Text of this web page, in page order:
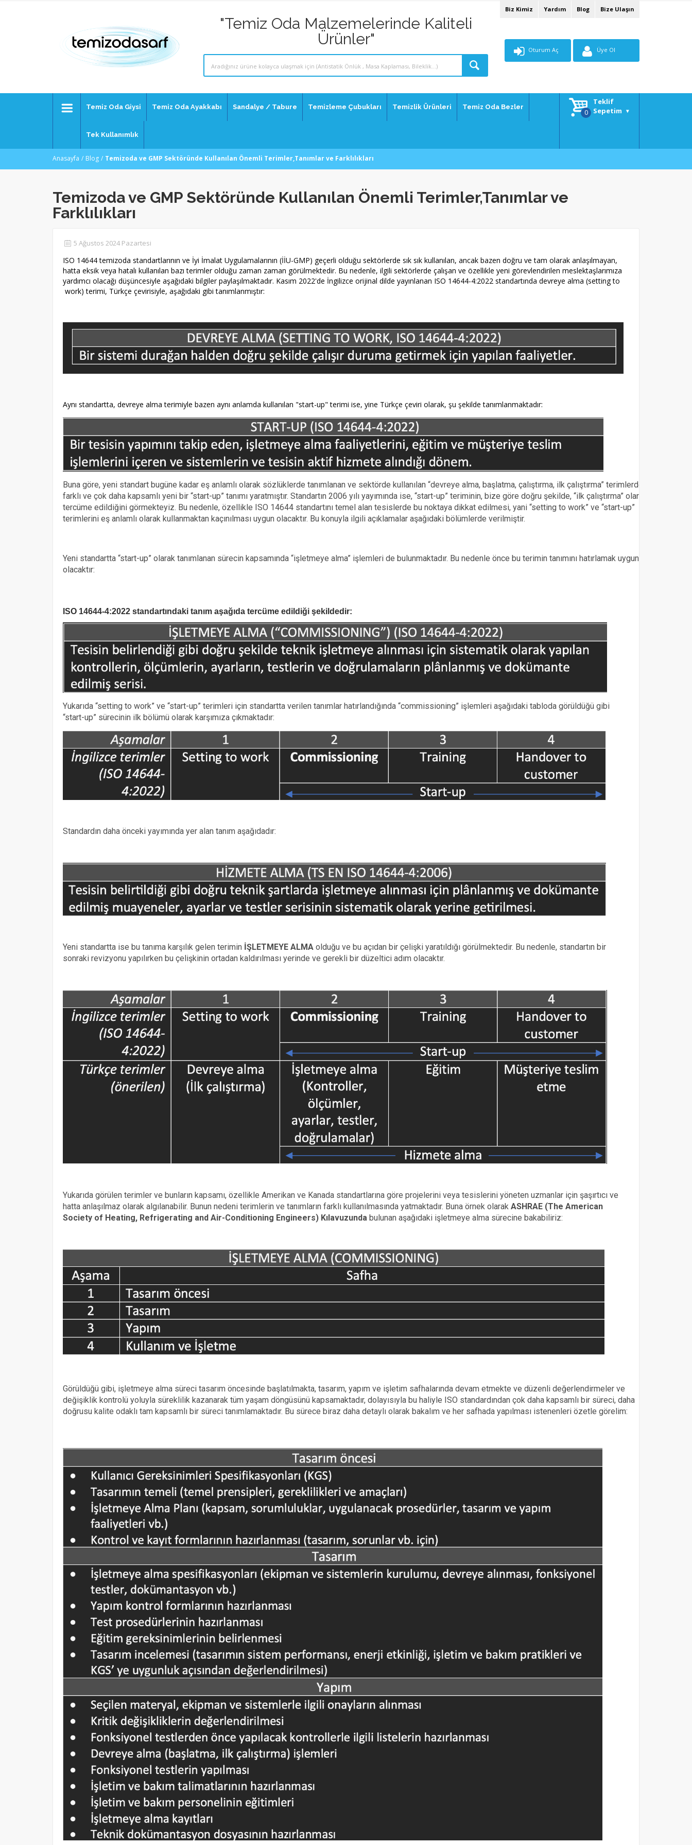
Biz Kimiz Yardım Blog Bize Ulaşın
"Temiz Oda Malzemelerinde Kaliteli
Ürünler"
Oturum Aç Üye Ol
Temiz Oda Giysi Temiz Oda Ayakkabı Sandalye / Tabure Temizleme Çubukları Temizlik Ürünleri Temiz Oda Bezler
Tek Kullanımlık
Teklif
Sepetim
Anasayfa Blog Temizoda ve GMP Sektöründe Kullanılan Önemli Terimler,Tanımlar ve Farklılıkları
Temizoda ve GMP Sektöründe Kullanılan Önemli Terimler,Tanımlar ve
Farklılıkları
5 Ağustos 2024 Pazartesi
ISO 14644 temizoda standartlarının ve İyi İmalat Uygulamalarının (İİU-GMP) geçerli olduğu sektörlerde sık sık kullanılan, ancak bazen doğru ve tam olarak anlaşılmayan,
hatta eksik veya hatalı kullanılan bazı terimler olduğu zaman zaman görülmektedir. Bu nedenle, ilgili sektörlerde çalışan ve özellikle yeni görevlendirilen meslektaşlarımıza
yardımcı olacağı düşüncesiyle aşağıdaki bilgiler paylaşılmaktadır. Kasım 2022'de İngilizce orijinal dilde yayınlanan ISO 14644-4:2022 standartında devreye alma (setting to
work) terimi, Türkçe çevirisiyle, aşağıdaki gibi tanımlanmıştır:
Aynı standartta, devreye alma terimiyle bazen aynı anlamda kullanılan "start-up" terimi ise, yine Türkçe çeviri olarak, şu şekilde tanımlanmaktadır:
Buna göre, yeni standart bugüne kadar eş anlamlı olarak sözlüklerde tanımlanan ve sektörde kullanılan “devreye alma, başlatma, çalıştırma, ilk çalıştırma” terimlerden
farklı ve çok daha kapsamlı yeni bir “start-up” tanımı yaratmıştır. Standartın 2006 yılı yayımında ise, “start-up” teriminin, bize göre doğru şekilde, “ilk çalıştırma” olarak
tercüme edildiğini görmekteyiz. Bu nedenle, özellikle ISO 14644 standartını temel alan tesislerde bu noktaya dikkat edilmesi, yani “setting to work” ve “start-up”
terimlerini eş anlamlı olarak kullanmaktan kaçınılması uygun olacaktır. Bu konuyla ilgili açıklamalar aşağıdaki bölümlerde verilmiştir.
Yeni standartta “start-up” olarak tanımlanan sürecin kapsamında “işletmeye alma” işlemleri de bulunmaktadır. Bu nedenle önce bu terimin tanımını hatırlamak uygun
olacaktır:
ISO 14644-4:2022 standartındaki tanım aşağıda tercüme edildiği şekildedir:
Yukarıda “setting to work” ve “start-up” terimleri için standartta verilen tanımlar hatırlandığında “commissioning” işlemleri aşağıdaki tabloda görüldüğü gibi
“start-up” sürecinin ilk bölümü olarak karşımıza çıkmaktadır:
Standardın daha önceki yayımında yer alan tanım aşağıdadır:
Yeni standartta ise bu tanıma karşılık gelen terimin İŞLETMEYE ALMA olduğu ve bu açıdan bir çelişki yaratıldığı görülmektedir. Bu nedenle, standartın bir
sonraki revizyonu yapılırken bu çelişkinin ortadan kaldırılması yerinde ve gerekli bir düzeltici adım olacaktır.
Yukarıda görülen terimler ve bunların kapsamı, özellikle Amerikan ve Kanada standartlarına göre projelerini veya tesislerini yöneten uzmanlar için şaşırtıcı ve
hatta anlaşılmaz olarak algılanabilir. Bunun nedeni terimlerin ve tanımların farklı kullanılmasında yatmaktadır. Buna örnek olarak ASHRAE (The American
Society of Heating, Refrigerating and Air-Conditioning Engineers) Kılavuzunda bulunan aşağıdaki işletmeye alma sürecine bakabiliriz:
Görüldüğü gibi, işletmeye alma süreci tasarım öncesinde başlatılmakta, tasarım, yapım ve işletim safhalarında devam etmekte ve düzenli değerlendirmeler ve
değişiklik kontrolü yoluyla süreklilik kazanarak tüm yaşam döngüsünü kapsamaktadır, dolayısıyla bu haliyle ISO standardından çok daha kapsamlı bir süreci, daha
doğrusu kalite odaklı tam kapsamlı bir süreci tanımlamaktadır. Bu sürece biraz daha detaylı olarak bakalım ve her safhada yapılması istenenleri özetle görelim: